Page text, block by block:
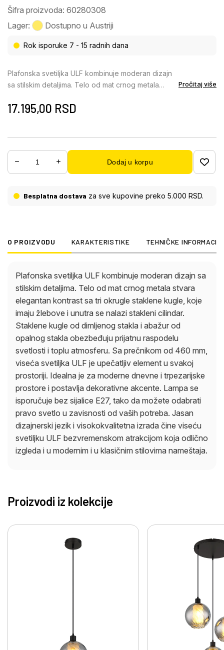
Šifra proizvoda: 60280308
Lager:
Dostupno u Austriji
Rok isporuke 7 - 15 radnih dana
Plafonska svetiljka ULF kombinuje moderan dizajn
sa stilskim detaljima. Telo od mat crnog metala
kugle, koje imaju žlebove i unutra se nalazi stakleni
mm, viseća svetiljka ULF je upečatljiv element u
svakoj prostoriji. Idealna je za moderne dnevne i
trpezarijske prostore i postavlja dekorativne
da možete odabrati pravo svetlo u zavisnosti od
modernim i u klasičnim stilovima nameštaja.
Pročitaj više
17.195,00 RSD
Dodaj u korpu
Besplatna dostava za sve kupovine preko 5.000 RSD.
O PROIZVODU KARAKTERISTIKE TEHNIČKE
Plafonska svetiljka ULF kombinuje moderan dizajn sa
stilskim detaljima. Telo od mat crnog metala stvara
elegantan kontrast sa tri okrugle staklene kugle, koje
imaju žlebove i unutra se nalazi stakleni cilindar.
Staklene kugle od dimljenog stakla i abažur od
opalnog stakla obezbeđuju prijatnu raspodelu
svetlosti i toplu atmosferu. Sa prečnikom od 460 mm,
viseća svetiljka ULF je upečatljiv element u svakoj
prostoriji. Idealna je za moderne dnevne i trpezarijske
prostore i postavlja dekorativne akcente. Lampa se
isporučuje bez sijalice E27, tako da možete odabrati
pravo svetlo u zavisnosti od vaših potreba. Jasan
dizajnerski jezik i visokokvalitetna izrada čine viseću
svetiljku ULF bezvremenskom atrakcijom koja odlično
izgleda i u modernim i u klasičnim stilovima nameštaja.
Proizvodi iz kolekcije